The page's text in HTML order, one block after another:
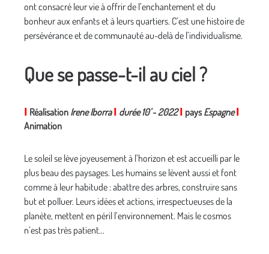
ont consacré leur vie à offrir de l’enchantement et du
bonheur aux enfants et à leurs quartiers. C’est une histoire de
persévérance et de communauté au-delà de l’individualisme.
Que se passe-t-il au ciel ?
Réalisation Irene Iborra durée 10'-2022 paysEspagne
Animation
Le soleil se lève joyeusement à l’horizon et est accueilli par le
plus beau des paysages. Les humains se lèvent aussi et font
comme à leur habitude : abattre des arbres, construire sans
but et polluer. Leurs idées et actions, irrespectueuses de la
planète, mettent en péril l’environnement. Mais le cosmos
n’est pas très patient...